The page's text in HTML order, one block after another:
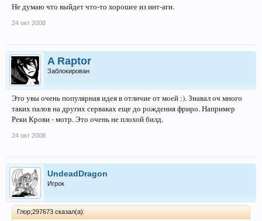
Не думаю что выйдет что-то хорошее из инт-аги.
24 окт 2008
A Raptor
Заблокирован
Это увы очень популярная идея в отличие от моей :). Знавал оч много
таких палов на других серваках еще до рождения фриро. Например
Реки Крови - мотр. Это очень не плохой билд.
24 окт 2008
UndeadDragon
Игрок
Глор;297673 сказал(а):